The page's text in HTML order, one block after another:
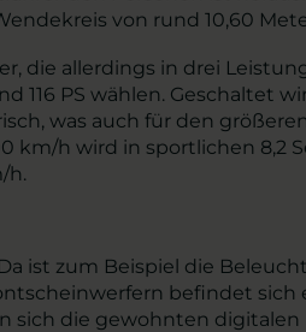
von rund 10,60
die allerdings in drei
PS wählen. Geschaltet
was auch für den
km/h wird in sportlichen
h.
ist zum Beispiel die
befindet
die gewohnten